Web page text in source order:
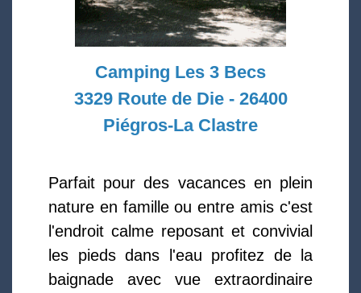
Camping Les 3 Becs
3329 Route de Die - 26400
Piégros-La Clastre
Parfait pour des vacances en plein
nature en famille ou entre amis c'est
l'endroit calme reposant et convivial
les pieds dans l'eau profitez de la
baignade avec vue extraordinaire